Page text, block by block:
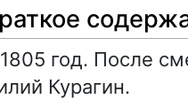
год. После
Курагин.